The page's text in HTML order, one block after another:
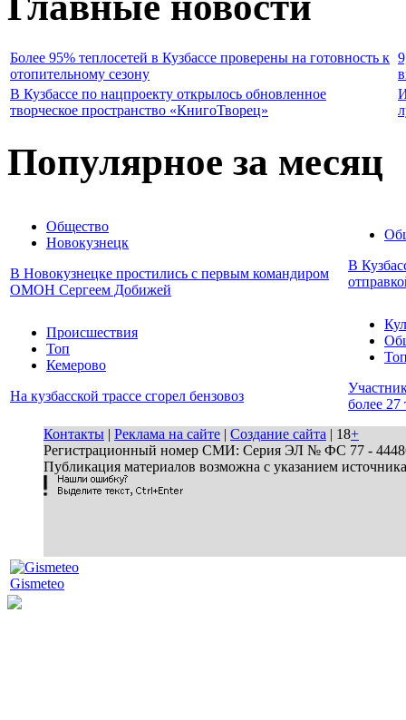
Более 95% теплосетей в Кузбассе проверены на готовность к
отопительному сезону
В Кузбассе по нацпроекту открылось обновленное
творческое пространство «КнигоТворец»
Популярное за месяц
Общество
Новокузнецк
В Новокузнецке простились с первым командиром
ОМОН Сергеем Добижей
В
Происшествия
Топ
Кемерово
На кузбасской трассе сгорел бензовоз
более 27
Контакты | Реклама на сайте | Создание сайта | 18+
Регистрационный номер СМИ: Серия ЭЛ № ФС 77 - 44486
Публикация материалов возможна с указанием
Gismeteo